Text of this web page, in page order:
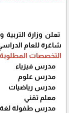
تعلن وزارة
شاغرة للعام الدراسي 2025/
التخصصات
مدرس فيزياء
مدرس علوم
مدرس رياضيات
معلم تقني
مدرس طفولة لغة